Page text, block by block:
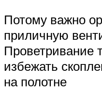
Потому важно
приличную
Проветривание
избежать
на полотне